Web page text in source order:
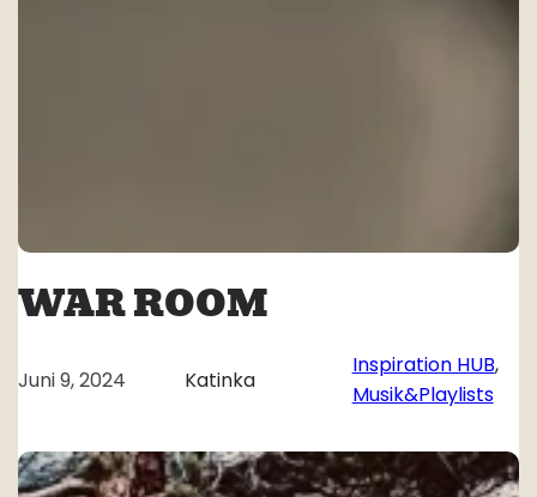
WAR ROOM
Juni 9, 2024 Katinka
Inspiration HUB,
Musik&Playlists